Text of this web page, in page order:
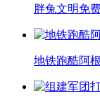
胖兔文明免
地铁跑酷阿